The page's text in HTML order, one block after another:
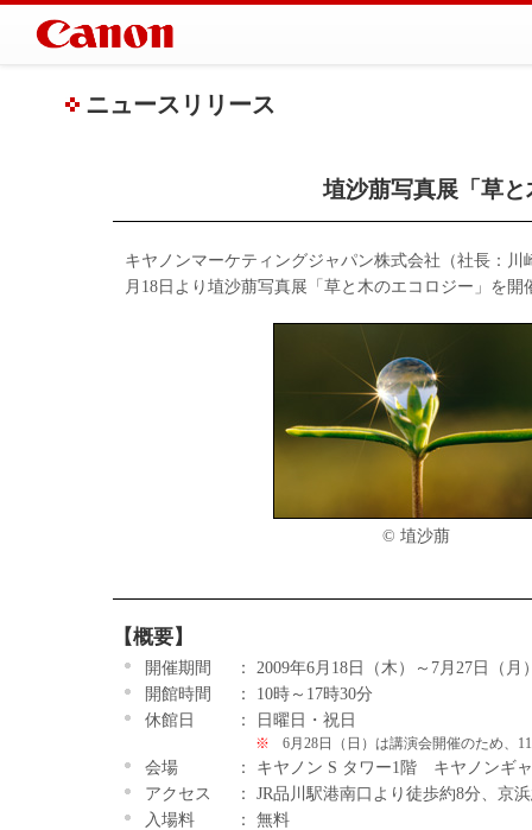
ニュースリリース
埴沙萠写真展「草
キヤノンマーケティングジャパン株式会社（社長：
月18日より埴沙萠写真展「草と木のエコロジー」を開
© 埴沙萠
【概要】
開催期間
： 2009年6月18日（木）～7月27日（月
開館時間
： 10時～17時30分
休館日
： 日曜日・祝日
※ 6月28日（日）は講演会開催のため、
会場
： キヤノン S タワー1階 キヤノンギ
アクセス
： JR品川駅港南口より徒歩約8分、京
入場料
： 無料